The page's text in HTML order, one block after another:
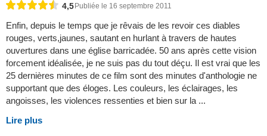
4,5Publiée le 16 septembre 2011
Enfin, depuis le temps que je rêvais de les revoir ces diables
rouges, verts,jaunes, sautant en hurlant à travers de hautes
ouvertures dans une église barricadée. 50 ans après cette vision
forcement idéalisée, je ne suis pas du tout déçu. Il est vrai que les
25 dernières minutes de ce film sont des minutes d'anthologie ne
supportant que des éloges. Les couleurs, les éclairages, les
angoisses, les violences ressenties et bien sur la ...
Lire plus